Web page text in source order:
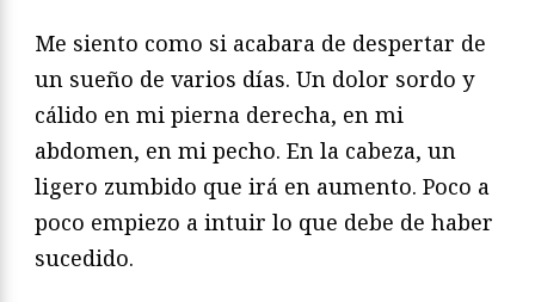
Me siento como si acabara de despertar de
un sueño de varios días. Un dolor sordo y
cálido en mi pierna derecha, en mi
abdomen, en mi pecho. En la cabeza, un
ligero zumbido que irá en aumento. Poco a
poco empiezo a intuir lo que debe de haber
sucedido.